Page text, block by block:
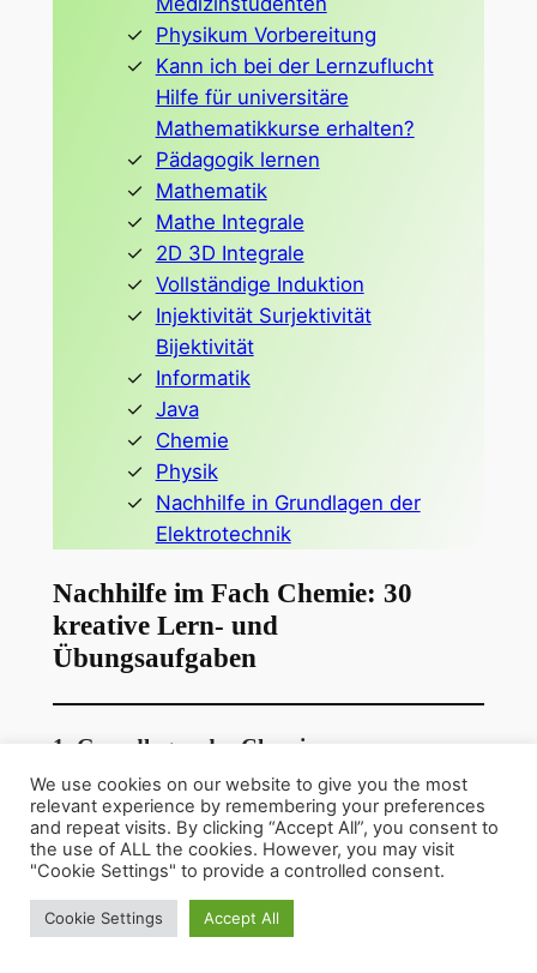
Physikum Vorbereitung
Kann ich bei der Lernzuflucht
Hilfe für universitäre
Mathematikkurse erhalten?
Pädagogik lernen
Mathematik
Mathe Integrale
2D 3D Integrale
Vollständige Induktion
Injektivität Surjektivität
Bijektivität
Informatik
Java
Chemie
Physik
Nachhilfe in Grundlagen der
Elektrotechnik
Nachhilfe im Fach Chemie: 30
kreative Lern- und
Übungsaufgaben
1. Grundlagen der Chemie
Atombau erklären:Zeichne ein
Atommodell (z. B. Bohrsches Modell)
und beschreibe Protonen, Neutronen
und Elektronen.
Periodensystem verstehen:
We use cookies on our website to give you the most
relevant experience by remembering your preferences
and repeat visits. By clicking “Accept All”, you consent to
the use of ALL the cookies. However, you may visit
"Cookie Settings" to provide a controlled consent.
Cookie Settings Accept All